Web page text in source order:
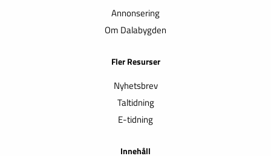
Annonsering
Om Dalabygden
Fler Resurser
Nyhetsbrev
Taltidning
E-tidning
Innehåll